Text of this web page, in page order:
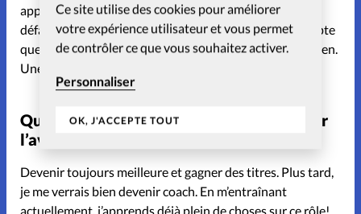
Ce site utilise des cookies pour améliorer
votre expérience utilisateur et vous permet
de contrôler ce que vous souhaitez activer.
Personnaliser
OK, J'ACCEPTE TOUT
apprendre de ses erreurs. Je suis convaincue que les
défaites permettent de se motiver et de se rendre compte
que c’est normal d’avoir des moments où ça va moins bien.
Une carrière parfaite, ça n’existe pas.
Quel genre de rêves nourrissez-vous pour
l’avenir?
Devenir toujours meilleure et gagner des titres. Plus tard,
je me verrais bien devenir coach. En m’entraînant
actuellement, j’apprends déjà plein de choses sur ce rôle!